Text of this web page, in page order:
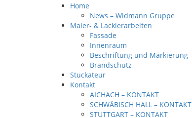
Home
News – Widmann Gruppe
Maler- & Lackierarbeiten
Fassade
Innenraum
Beschriftung und Markierung
Brandschutz
Stuckateur
Kontakt
AICHACH – KONTAKT
SCHWÄBISCH HALL – KONTAKT
STUTTGART – KONTAKT